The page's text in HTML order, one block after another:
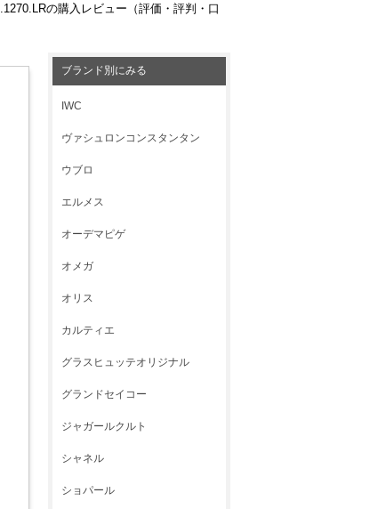
の購入レビュー（評価・評判・口
ブランド別にみる
IWC
ヴァシュロンコンスタンタン
ウブロ
エルメス
オーデマピゲ
オメガ
オリス
カルティエ
グラスヒュッテオリジナル
グランドセイコー
ジャガールクルト
シャネル
ショパール